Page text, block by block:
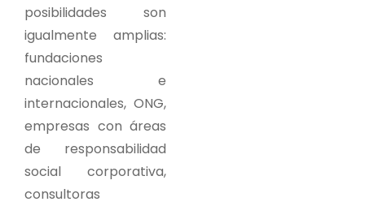
posibilidades son
igualmente amplias:
fundaciones
nacionales e
internacionales, ONG,
empresas con áreas
de responsabilidad
social corporativa,
consultoras